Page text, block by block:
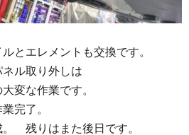
とエレメントも交換です。
ル取り外しは
変な作業です。
完了。
残りはまた後日です。